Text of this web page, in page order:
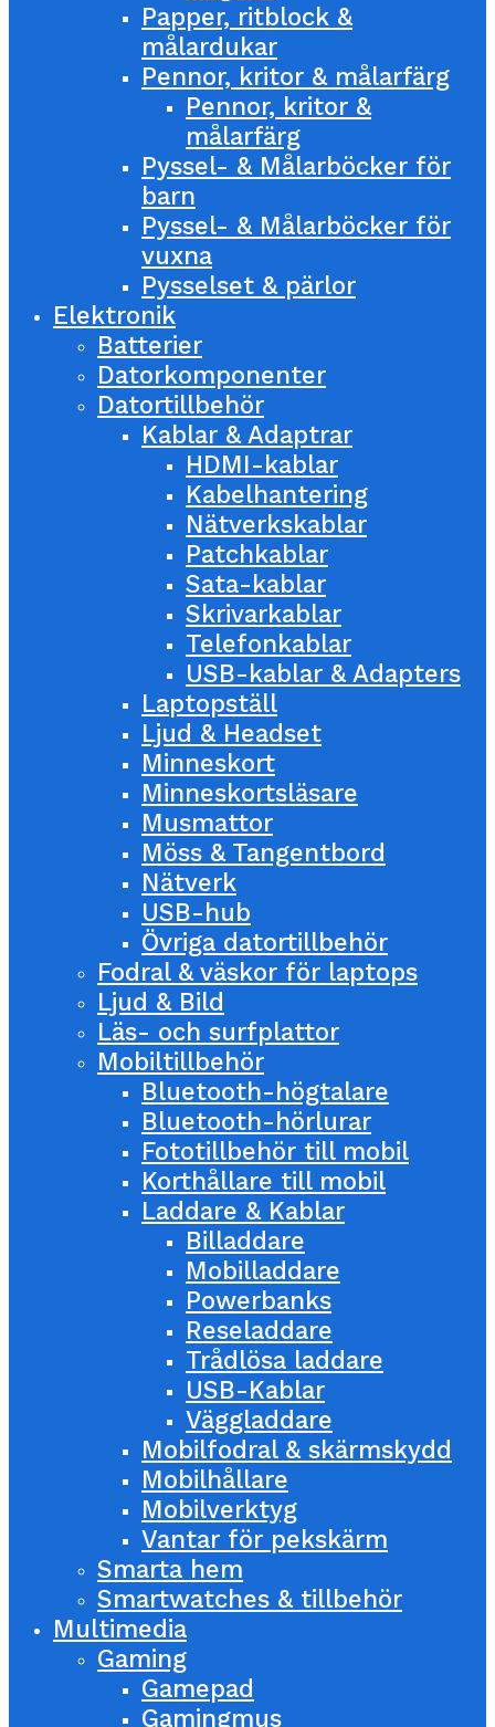
Papper, ritblock &
målardukar
Pennor, kritor & målarfärg
Pennor, kritor &
målarfärg
Pyssel- & Målarböcker för
barn
Pyssel- & Målarböcker för
vuxna
Pysselset & pärlor
Elektronik
Batterier
Datorkomponenter
Datortillbehör
Kablar & Adaptrar
HDMI-kablar
Kabelhantering
Nätverkskablar
Patchkablar
Sata-kablar
Skrivarkablar
Telefonkablar
USB-kablar & Adapters
Laptopställ
Ljud & Headset
Minneskort
Minneskortsläsare
Musmattor
Möss & Tangentbord
Nätverk
USB-hub
Övriga datortillbehör
Fodral & väskor för laptops
Ljud & Bild
Läs- och surfplattor
Mobiltillbehör
Bluetooth-högtalare
Bluetooth-hörlurar
Fototillbehör till mobil
Korthållare till mobil
Laddare & Kablar
Billaddare
Mobilladdare
Powerbanks
Reseladdare
Trådlösa laddare
USB-Kablar
Väggladdare
Mobilfodral & skärmskydd
Mobilhållare
Mobilverktyg
Vantar för pekskärm
Smarta hem
Smartwatches & tillbehör
Multimedia
Gaming
Gamepad
Gamingmus